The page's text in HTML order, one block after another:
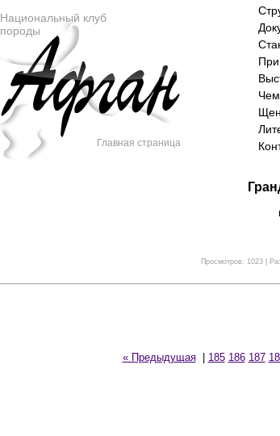
Национальный клуб
породы
Главная страница
Просмотров: 1023 |
« Предыдущая| 185 186 187